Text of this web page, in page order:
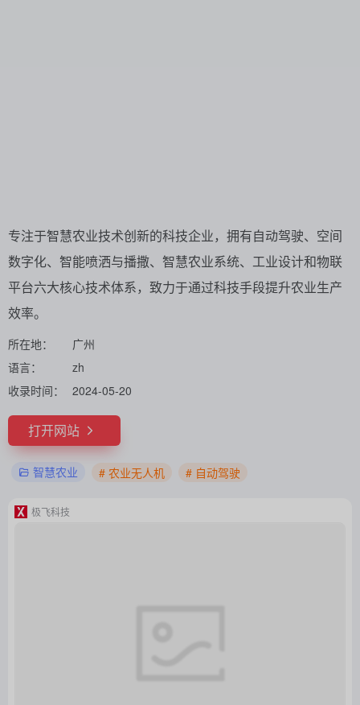
专注于智慧农业技术创新的科技企业，拥有自动驾驶、空间
数字化、智能喷洒与播撒、智慧农业系统、工业设计和物联
平台六大核心技术体系，致力于通过科技手段提升农业生产
效率。
所在地：
广州
语言：
zh
收录时间：
2024-05-20
打开网站
智慧农业 # 农业无人机 # 自动驾驶
极飞科技